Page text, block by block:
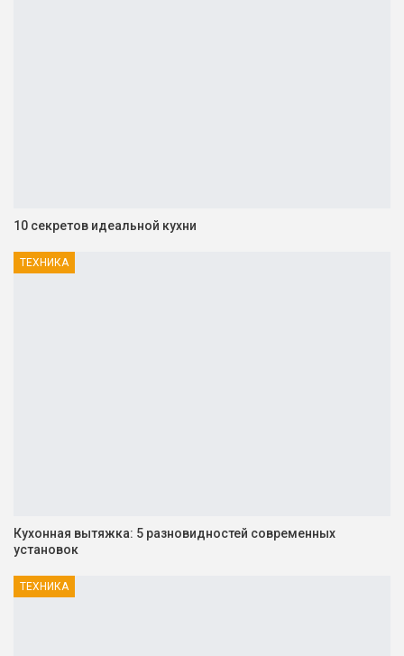
10 секретов идеальной кухни
ТЕХНИКА
Кухонная вытяжка: 5 разновидностей современных
установок
ТЕХНИКА